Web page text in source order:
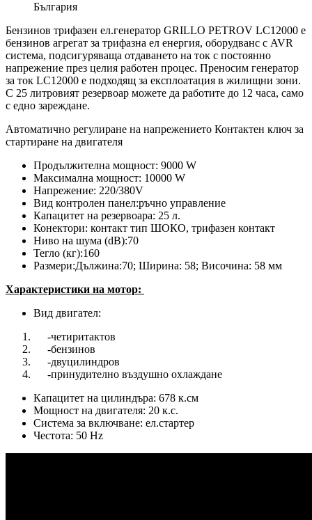
България
Бензинов трифазен ел.генератор GRILLO PETROV LC12000 е
бензинов агрегат за трифазна ел енергия, оборудванс с AVR
система, подсигуряваща отдаването на ток с постоянно
напрежение през целия работен процес. Преносим генератор
за ток LC12000 е подходящ за експлоатация в жилищни зони.
С 25 литровият резервоар можете да работите до 12 часа, само
с едно зареждане.
Автоматично регулиране на напрежението Контактен ключ за
стартиране на двигателя
Продължителна мощност: 9000 W
Максимална мощност: 10000 W
Напрежение: 220/380V
Вид контролен панел:ръчно управление
Капацитет на резервоара: 25 л.
Конектори: контакт тип ШОКО, трифазен контакт
Ниво на шума (dB):70
Тегло (кг):160
Размери:Дължина:70; Ширина: 58; Височина: 58 мм
Характеристики на мотор:
Вид двигател:
-четиритактов
-бензинов
-двуцилиндров
-принудително въздушно охлаждане
Капацитет на цилиндъра: 678 к.см
Мощност на двигателя: 20 к.с.
Система за включване: ел.стартер
Честота: 50 Hz